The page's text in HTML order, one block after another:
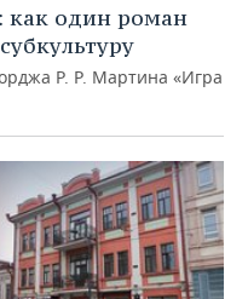
как один роман
Р. Р. Мартина «Игра